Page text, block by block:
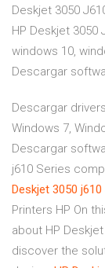
Deskjet 3050
HP Deskjet 3050
windows 10,
Descargar
Descargar
Windows 7,
Descargar
j610 Series
Deskjet 3050 j610
Printers HP On
about HP
discover the